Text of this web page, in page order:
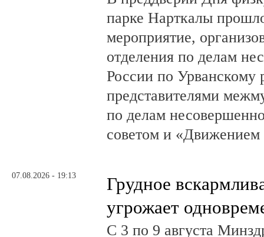
парке Нарткалы
мероприятие,
отделения по делам
России по Урванскому
представителями
по делам
советом и
07.08.2026 - 19:13
Грудное
угрожает
С 3 по 9 августа